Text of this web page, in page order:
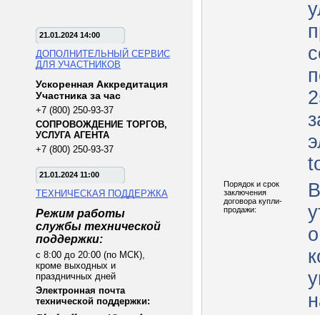
21.01.2024 14:00
ДОПОЛНИТЕЛЬНЫЙ СЕРВИС
ДЛЯ УЧАСТНИКОВ
Ускоренная Аккредитация
Участника за час
+7 (800) 250-93-37
СОПРОВОЖДЕНИЕ ТОРГОВ,
УСЛУГА АГЕНТА
+7 (800) 250-93-37
21.01.2024 11:00
ТЕХНИЧЕСКАЯ ПОДДЕРЖКА
Режим работы
службы технической
поддержки:
с 8:00 до 20:00 (по МСК),
кроме выходных и
праздничных дней
Электронная почта
технической поддержки:
Порядок и срок
заключения
договора купли-
продажи: